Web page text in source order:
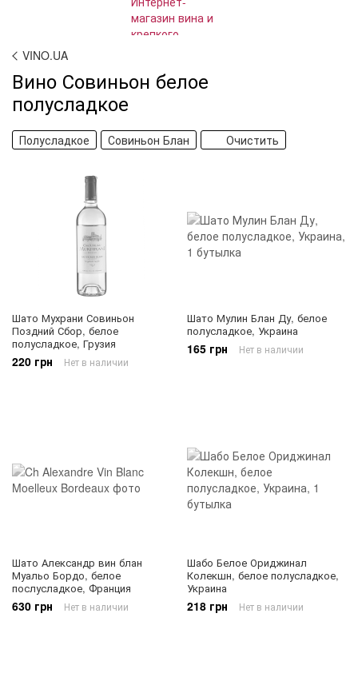
VINO.UA
Вино Совиньон белое
полусладкое
Полусладкое Совиньон Блан Очистить
Шато Мухрани Совиньон
Поздний Сбор, белое
полусладкое, Грузия
220 грн Нет в наличии
Шато Мулин Блан Ду, белое
полусладкое, Украина
165 грн Нет в наличии
Шато Александр вин блан
Муальо Бордо, белое
послусладкое, Франция
630 грн Нет в наличии
Шабо Белое Ориджинал
Колекшн, белое полусладкое,
Украина
218 грн Нет в наличии